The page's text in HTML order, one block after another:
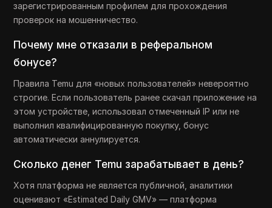
зарегистрированным профилем для прохождения
проверок на мошенничество.
Почему мне отказали в реферальном
бонусе?
Правила Temu для «новых пользователей» невероятно
строгие. Если пользователь ранее скачал приложение на
этом устройстве, использовал отмеченный IP или не
выполнил квалифицированную покупку, бонус
автоматически аннулируется.
Сколько денег Temu зарабатывает в день?
Хотя платформа не является публичной, аналитики
оценивают «Estimated Daily GMV» — платформа